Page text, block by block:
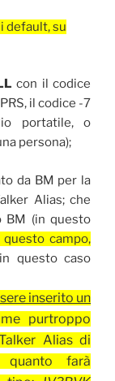
default, su
con il codice
il codice -7
portatile, o
persona);
da BM per la
Alias; che
BM (in questo
campo,
questo caso
inserito un
purtroppo
Alias di
quanto farà